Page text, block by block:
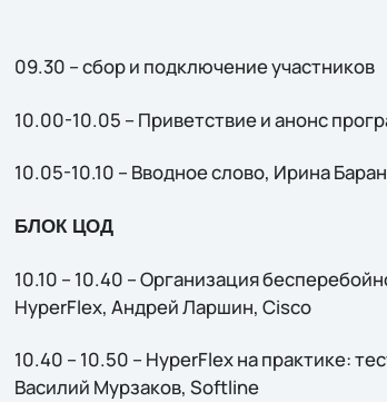
09.30 – сбор и подключение участников
10.00-10.05 – Приветствие и анонс
10.05-10.10 – Вводное слово, Ирина
БЛОК ЦОД
10.10 – 10.40 – Организация
HyperFlex, Андрей Ларшин, Cisco
10.40 – 10.50 – HyperFlex на практике:
Василий Мурзаков, Softline